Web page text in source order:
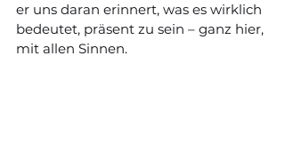
er uns daran erinnert, was es wirklich
bedeutet, präsent zu sein – ganz hier,
mit allen Sinnen.